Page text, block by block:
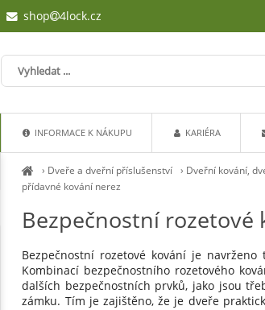
› Dveře a dveřní příslušenství › Dveřní kování,
přídavné kování nerez
Bezpečnostní
Bezpečnostní rozetové kování je
Kombinací bezpečnostního rozetového
dalších bezpečnostních prvků, jako jsou
zámku. Tím je zajištěno, že je dveře
INFORMACE K NÁKUPU KARIÉRA
shop 4lock.cz